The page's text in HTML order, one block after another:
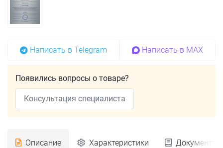
Написать в Telegram Написать в MAX
Появились вопросы о товаре?
Консультация специалиста
Описание Характеристики